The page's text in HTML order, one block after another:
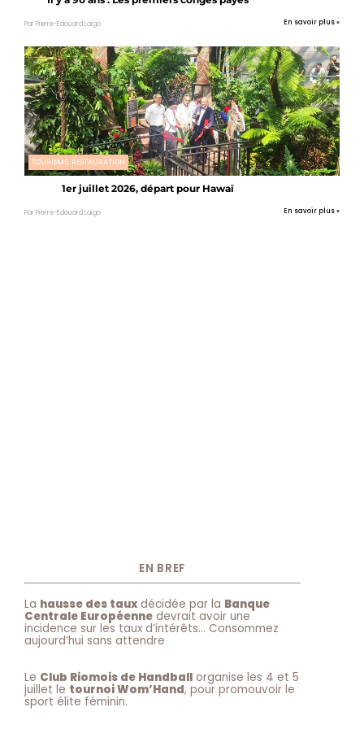
Par Pierre-Edouard Laigo En savoir plus »
TOURISME, RESTAURATION
1er juillet 2026, départ pour Hawaï
Par Pierre-Edouard Laigo En savoir plus »
EN BREF
La hausse des taux décidée par la Banque
Centrale Européenne devrait avoir une
incidence sur les taux d’intérêts… Consommez
aujourd’hui sans attendre
Le Club Riomois de Handball organise les 4 et 5
juillet le tournoi Wom’Hand, pour promouvoir le
sport élite féminin.